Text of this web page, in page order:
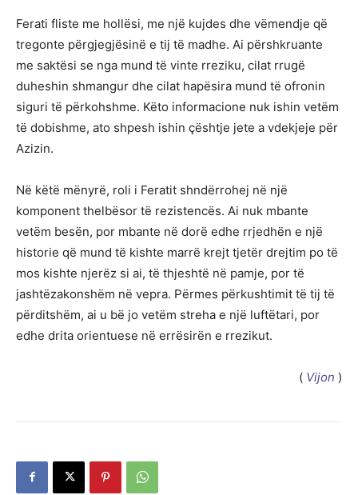
Ferati fliste me hollësi, me një kujdes dhe vëmendje që
tregonte përgjegjësinë e tij të madhe. Ai përshkruante
me saktësi se nga mund të vinte rreziku, cilat rrugë
duheshin shmangur dhe cilat hapësira mund të ofronin
siguri të përkohshme. Këto informacione nuk ishin vetëm
të dobishme, ato shpesh ishin çështje jete a vdekjeje për
Azizin.
Në këtë mënyrë, roli i Feratit shndërrohej në një
komponent thelbësor të rezistencës. Ai nuk mbante
vetëm besën, por mbante në dorë edhe rrjedhën e një
historie që mund të kishte marrë krejt tjetër drejtim po të
mos kishte njerëz si ai, të thjeshtë në pamje, por të
jashtëzakonshëm në vepra. Përmes përkushtimit të tij të
përditshëm, ai u bë jo vetëm streha e një luftëtari, por
edhe drita orientuese në errësirën e rrezikut.
( Vijon )